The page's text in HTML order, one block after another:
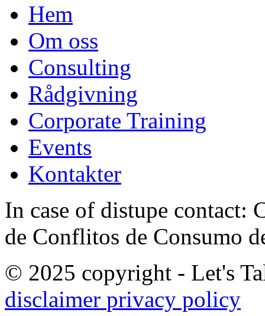
Hem
Om oss
Consulting
Rådgivning
Corporate Training
Events
Kontakter
In case of distupe contact:
de Conflitos de Consumo
© 2025 copyright - Let's
disclaimer privacy policy